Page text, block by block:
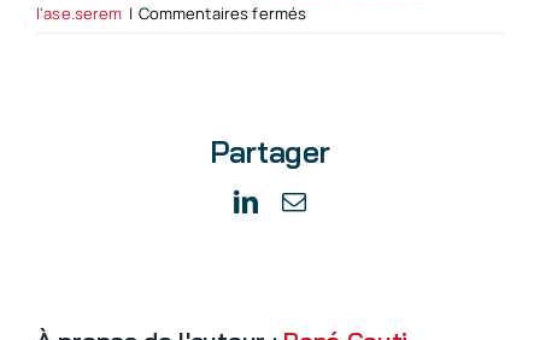
l'ase.serem | Commentaires ferméssur
et
ses
Partager
LinkedIn
Email